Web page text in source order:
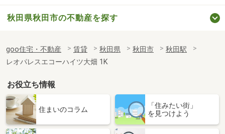
秋田県秋田市の不動産を探す
goo住宅・不動産 賃貸 秋田県 秋田市
秋田駅
レオパレスエコーハイツ大畑 1K
お役立ち情報
住まいのコラム
「住みたい街」
を見つけよう